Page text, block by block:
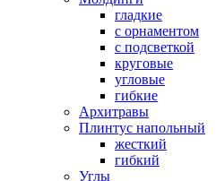
гладкие
с орнаментом
с подсветкой
круговые
угловые
гибкие
Архитравы
Плинтус напольный
жесткий
гибкий
Углы